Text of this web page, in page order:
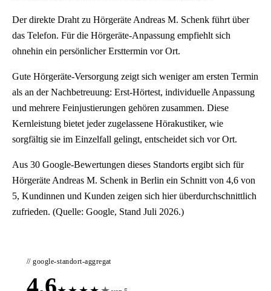
Der direkte Draht zu Hörgeräte Andreas M. Schenk führt über
das Telefon. Für die Hörgeräte-Anpassung empfiehlt sich
ohnehin ein persönlicher Ersttermin vor Ort.
Gute Hörgeräte-Versorgung zeigt sich weniger am ersten Termin
als an der Nachbetreuung: Erst-Hörtest, individuelle Anpassung
und mehrere Feinjustierungen gehören zusammen. Diese
Kernleistung bietet jeder zugelassene Hörakustiker, wie
sorgfältig sie im Einzelfall gelingt, entscheidet sich vor Ort.
Aus 30 Google-Bewertungen dieses Standorts ergibt sich für
Hörgeräte Andreas M. Schenk in Berlin ein Schnitt von 4,6 von
5, Kundinnen und Kunden zeigen sich hier überdurchschnittlich
zufrieden. (Quelle: Google, Stand Juli 2026.)
// google-standort-aggregat